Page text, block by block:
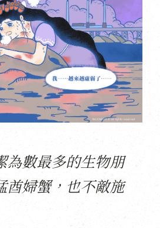
為數最多的生物朋
婦蟹，也不敵施